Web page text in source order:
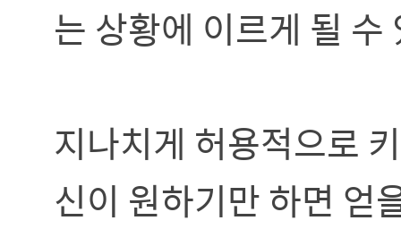
는 상황에 이르게 될 수
지나치게 허용적으로
신이 원하기만 하면 얻